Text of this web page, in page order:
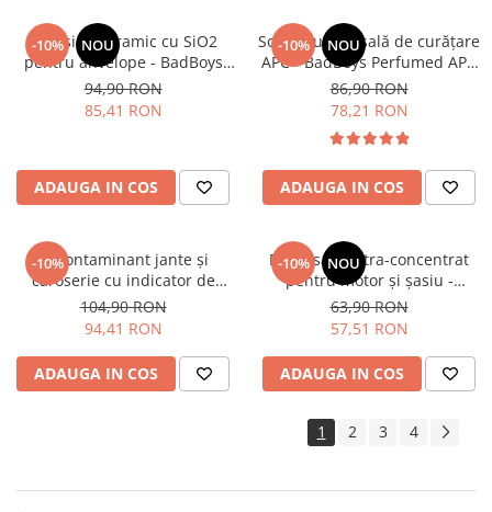
-10% NOU
Dressing ceramic cu SiO2
pentru anvelope - BadBoys
Ceramic Tyre Dressing (500ml)
94,90 RON
85,41 RON
ADAUGA IN COS
-10% NOU
Soluție universală de curățare
APC - BadBoys Perfumed APC
(1L)
86,90 RON
78,21 RON
ADAUGA IN COS
-10%
Decontaminant jante și
caroserie cu indicator de
reacție (efect sângerare) -
BadBoys Iron Remover (1L)
104,90 RON
94,41 RON
ADAUGA IN COS
-10% NOU
Degresant ultra-concentrat
pentru motor și șasiu -
RRCustoms Hardcore PRO (1L)
63,90 RON
57,51 RON
ADAUGA IN COS
1 2 3 4